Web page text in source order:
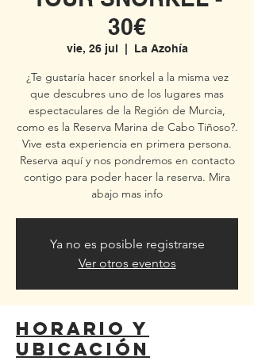
30€
vie, 26 jul La Azohía
¿Te gustaría hacer snorkel a la misma vez
que descubres uno de los lugares mas
espectaculares de la Región de Murcia,
como es la Reserva Marina de Cabo Tiñoso?.
Vive esta experiencia en primera persona.
Reserva aquí y nos pondremos en contacto
contigo para poder hacer la reserva. Mira
abajo mas info
Ya no es posible registrarse
Ver otros eventos
Horario y
ubicación